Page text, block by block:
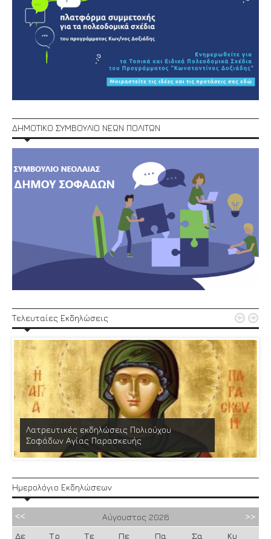
ΔΗΜΟΤΙΚΟ ΣΥΜΒΟΥΛΙΟ ΝΕΩΝ ΠΟΛΙΤΩΝ
Τελευταίες Εκδηλώσεις
Λατρευτικές εκδηλώσεις Πολιούχου
Σοφάδων Αγίας Παρασκευής
 
Ημερολόγιο Εκδηλώσεων
Αύγουστος 2026
Δε
Τρ Τε Πε Πα Σα Κυ